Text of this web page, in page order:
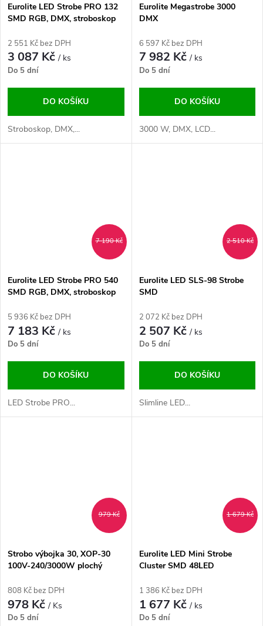
Eurolite LED Strobe PRO 132
SMD RGB, DMX, stroboskop
2 551 Kč bez DPH
3 087 Kč/ ks
Do 5 dní
DO KOŠÍKU
Stroboskop, DMX,...
Eurolite Megastrobe 3000
DMX
6 597 Kč bez DPH
7 982 Kč/ ks
Do 5 dní
DO KOŠÍKU
3000 W, DMX, LCD...
7 190 Kč
Eurolite LED Strobe PRO 540
SMD RGB, DMX, stroboskop
5 936 Kč bez DPH
7 183 Kč/ ks
Do 5 dní
DO KOŠÍKU
LED Strobe PRO...
2 510 Kč
Eurolite LED SLS-98 Strobe
SMD
2 072 Kč bez DPH
2 507 Kč/ ks
Do 5 dní
DO KOŠÍKU
Slimline LED...
979 Kč
Strobo výbojka 30, XOP-30
100V-240/3000W plochý
808 Kč bez DPH
978 Kč/ Ks
Do 5 dní
1 679 Kč
Eurolite LED Mini Strobe
Cluster SMD 48LED
1 386 Kč bez DPH
1 677 Kč/ ks
Do 5 dní